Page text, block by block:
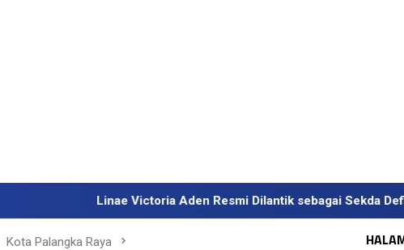
Linae Victoria Aden Resmi Dilantik sebagai Sekda Definitif
Kota Palangka Raya